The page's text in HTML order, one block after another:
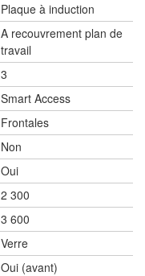
Plaque à induction
A recouvrement plan de
travail
3
Smart Access
Frontales
Non
Oui
2 300
3 600
Verre
Oui (avant)